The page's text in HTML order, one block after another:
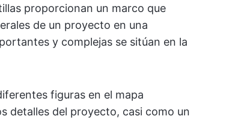
proporcionan un marco que
de un proyecto en una
y complejas se sitúan en la
figuras en el mapa
detalles del proyecto, casi como un